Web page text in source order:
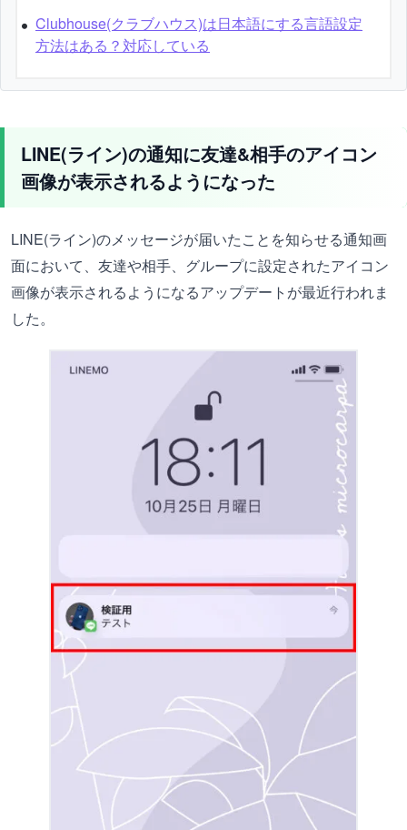
Clubhouse(クラブハウス)は日本語にする言語設定
方法はある？対応している
LINE(ライン)の通知に友達&相手のアイコン
画像が表示されるようになった
LINE(ライン)のメッセージが届いたことを知らせる通知画
面において、友達や相手、グループに設定されたアイコン
画像が表示されるようになるアップデートが最近行われま
した。